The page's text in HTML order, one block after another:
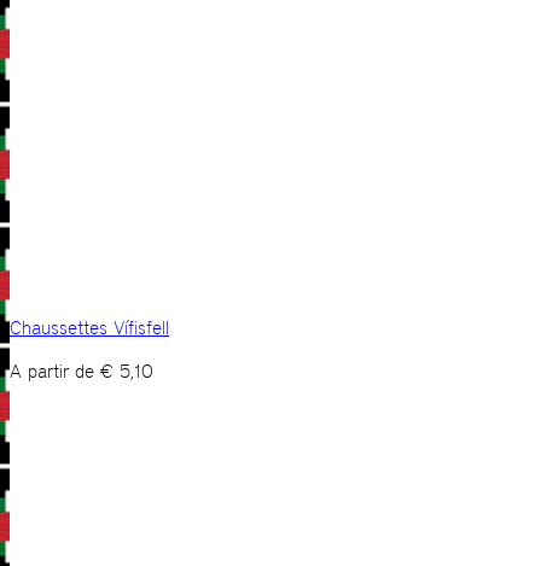
Chaussettes Vífisfell
A partir de € 5,10